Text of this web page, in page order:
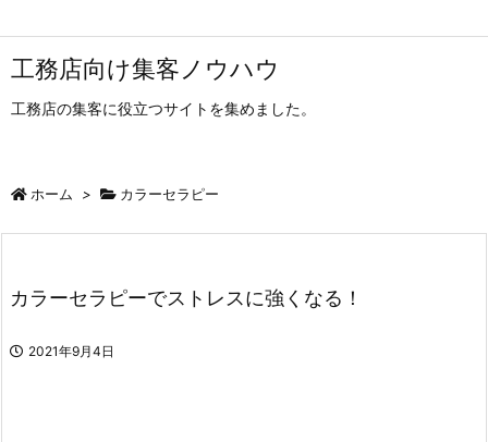
工務店向け集客ノウハウ
工務店の集客に役立つサイトを集めました。
ホーム > カラーセラピー
カラーセラピーでストレスに強くなる！
2021年9月4日